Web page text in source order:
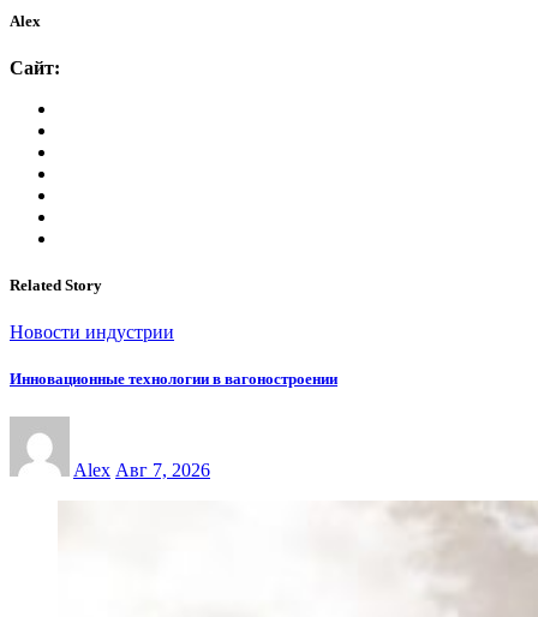
Alex
Сайт:
Related Story
Новости индустрии
Инновационные технологии в вагоностроении
Alex Авг 7, 2026